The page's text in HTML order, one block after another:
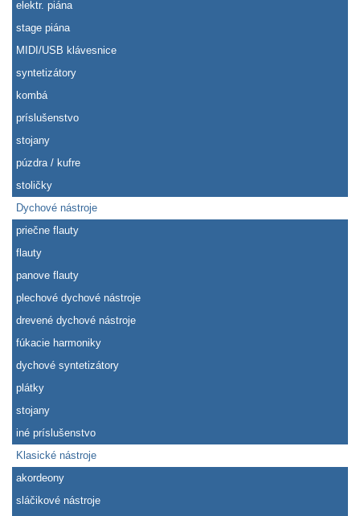
elektr. piána
stage piána
MIDI/USB klávesnice
syntetizátory
kombá
príslušenstvo
stojany
púzdra / kufre
stoličky
Dychové nástroje
priečne flauty
flauty
panove flauty
plechové dychové nástroje
drevené dychové nástroje
fúkacie harmoniky
dychové syntetizátory
plátky
stojany
iné príslušenstvo
Klasické nástroje
akordeony
sláčikové nástroje